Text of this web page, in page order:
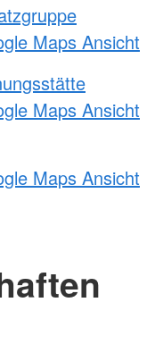
Maps Ansicht
Maps Ansicht
Maps Ansicht